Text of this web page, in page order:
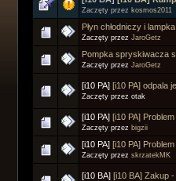
Zaczęty przez kosmos2011
Płyn chłodniczy i
Zaczęty przezJaroGetz
Pompka spryskiwacza
Zaczęty przezJaroGetz
[i10 PA] [i10 PA] odpala
Zaczęty przez otak
[i10 PA] [i10 PA]
Zaczęty przez bigzii
[i10 PA] [i10 PA]
Zaczęty przezskrzatekMK
[i10 BA] [i10 BA] Zakup